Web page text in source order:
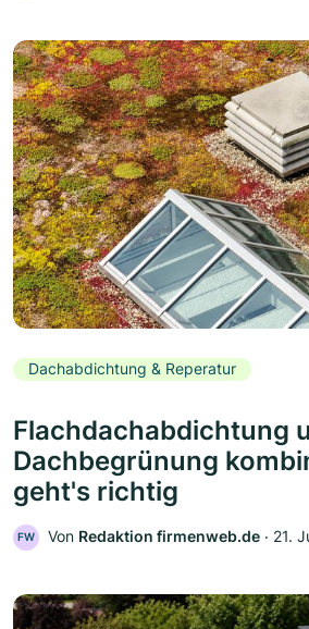
Dachabdichtung & Reperatur
Flachdachabdichtung
Dachbegrünung
geht's richtig
FW Von Redaktion firmenweb.de ‧ 21.